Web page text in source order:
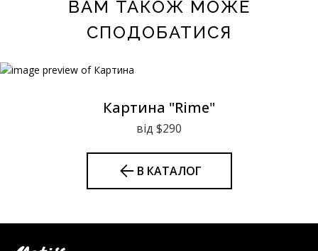
ВАМ ТАКОЖ МОЖЕ
СПОДОБАТИСЯ
Картина "Rime"
від $290
В КАТАЛОГ